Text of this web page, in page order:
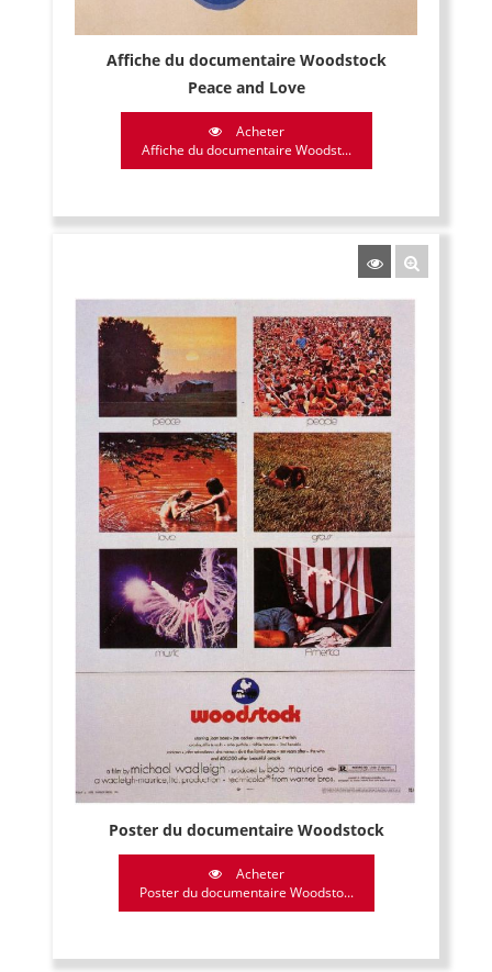
Affiche du documentaire Woodstock
Peace and Love
Acheter
Affiche du documentaire Woodst...
Poster du documentaire Woodstock
Acheter
Poster du documentaire Woodsto...